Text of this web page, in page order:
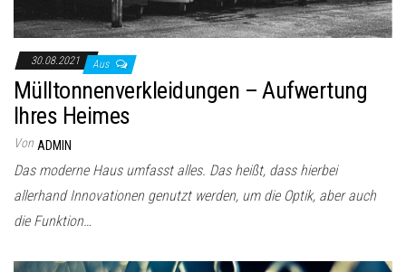
30.08.2021 Aus
Mülltonnenverkleidungen – Aufwertung
Ihres Heimes
Von ADMIN
Das moderne Haus umfasst alles. Das heißt, dass hierbei
allerhand Innovationen genutzt werden, um die Optik, aber auch
die Funktion…